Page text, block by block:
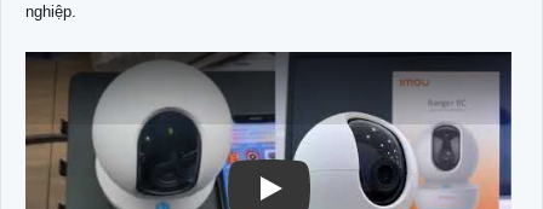
nghiệp.